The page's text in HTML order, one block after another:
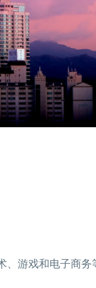
、游戏和电子商务